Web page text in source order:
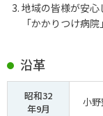
地域の皆様が安心
「かかりつけ病
沿革
昭和32
年9月
小